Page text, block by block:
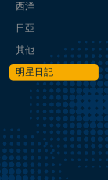
西洋
日亞
其他
明星日記